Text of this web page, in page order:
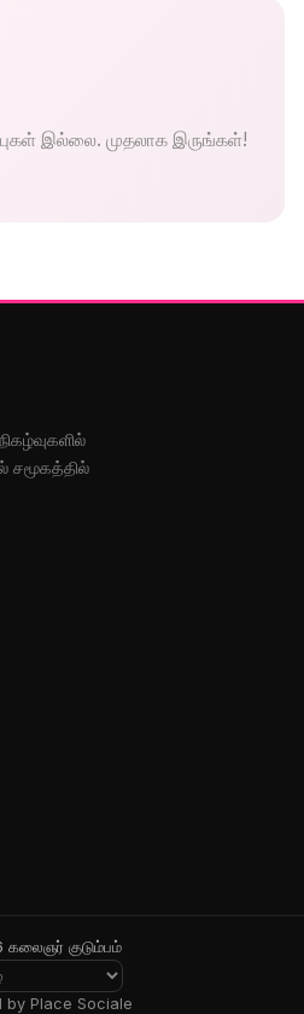
இல்லை. முதலாக இருங்கள்!
சமூகத்தில்
கலைஞர் குடும்பம்
by Place Sociale